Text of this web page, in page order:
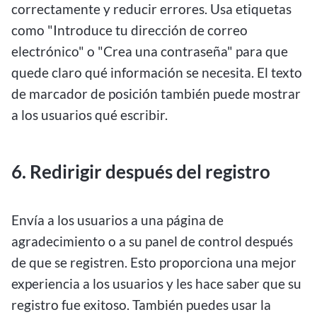
correctamente y reducir errores. Usa etiquetas
como "Introduce tu dirección de correo
electrónico" o "Crea una contraseña" para que
quede claro qué información se necesita. El texto
de marcador de posición también puede mostrar
a los usuarios qué escribir.
6. Redirigir después del registro
Envía a los usuarios a una página de
agradecimiento o a su panel de control después
de que se registren. Esto proporciona una mejor
experiencia a los usuarios y les hace saber que su
registro fue exitoso. También puedes usar la